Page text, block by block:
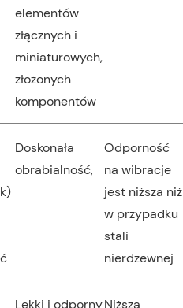
elementów
złącznych i
miniaturowych,
złożonych
komponentów
Doskonała
obrabialność,
Odporność
na wibracje
jest niższa niż
w przypadku
stali
nierdzewnej
Lekki i odpornyNiższa